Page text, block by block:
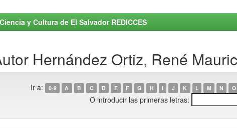
y Cultura de El Salvador REDICCES
Hernández Ortiz, René
Ir a: 0-9 A B C D E F G H I J K L M N O
O introducir las primeras letras: